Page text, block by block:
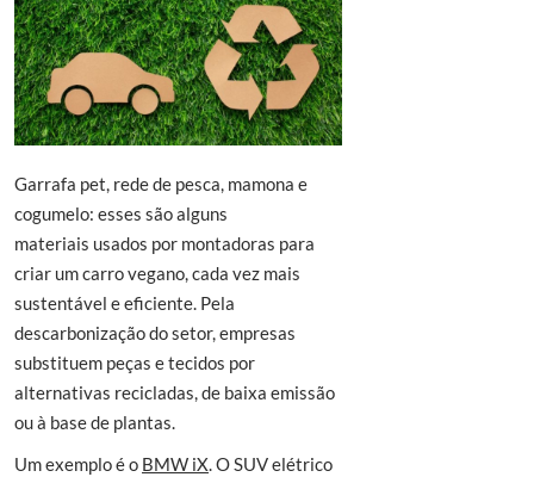
Garrafa pet, rede de pesca, mamona e
cogumelo: esses são alguns
materiais usados por montadoras para
criar um carro vegano, cada vez mais
sustentável e eficiente. Pela
descarbonização do setor, empresas
substituem peças e tecidos por
alternativas recicladas, de baixa emissão
ou à base de plantas.
Um exemplo é o BMW iX. O SUV elétrico